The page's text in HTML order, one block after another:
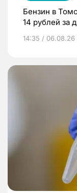
Бензин в
14 рублей за
14:35 / 06.08.26